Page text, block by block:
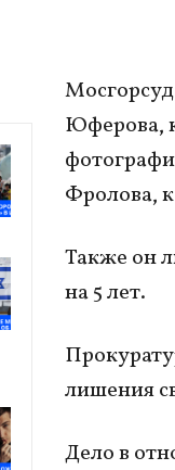
Юферова,
Фролова,
Также он
на 5 лет.
лишения
Дело в